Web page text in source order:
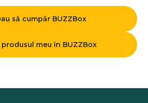
să cumpăr BUZZBox
produsul meu în BUZZBox